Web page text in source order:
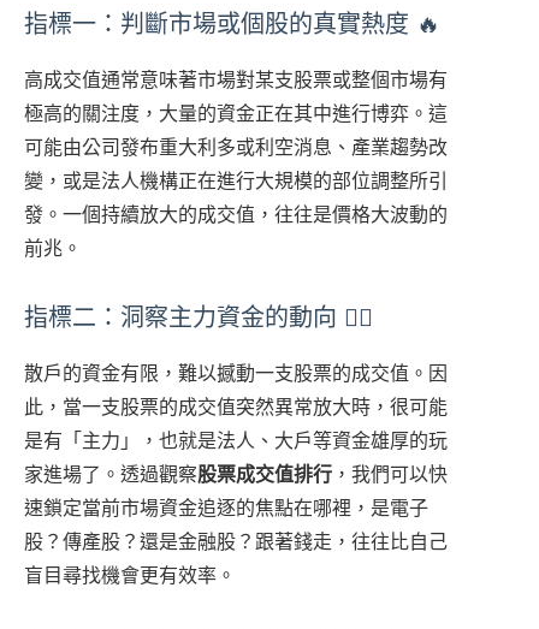
指標一：判斷市場或個股的真實熱度 🔥
高成交值通常意味著市場對某支股票或整個市場有
極高的關注度，大量的資金正在其中進行博弈。這
可能由公司發布重大利多或利空消息、產業趨勢改
變，或是法人機構正在進行大規模的部位調整所引
發。一個持續放大的成交值，往往是價格大波動的
前兆。
指標二：洞察主力資金的動向 🕵️‍♀️
散戶的資金有限，難以撼動一支股票的成交值。因
此，當一支股票的成交值突然異常放大時，很可能
是有「主力」，也就是法人、大戶等資金雄厚的玩
家進場了。透過觀察股票成交值排行 ，我們可以快
速鎖定當前市場資金追逐的焦點在哪裡，是電子
股？傳產股？還是金融股？跟著錢走，往往比自己
盲目尋找機會更有效率。